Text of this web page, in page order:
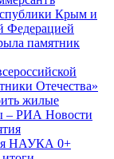
Крым и
Федерацией
памятник
Отечества»
жилые
– РИА Новости
НАУКА 0+